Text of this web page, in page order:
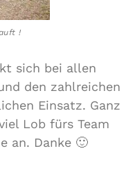
!
sich bei allen
den zahlreichen
Einsatz. Ganz
Lob fürs Team
an. Danke 🙂